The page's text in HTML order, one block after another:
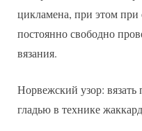
цикламена, при этом при
постоянно свободно
вязания.
Норвежский узор:
гладью в технике